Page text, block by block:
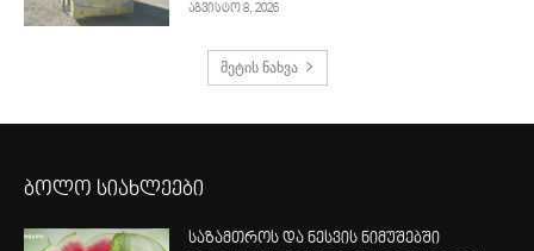
აგვისტო 8, 2026
მეტის ნახვა
ბოლო სიახლეები
საზამთროს და ნესვის ნიმუშებში